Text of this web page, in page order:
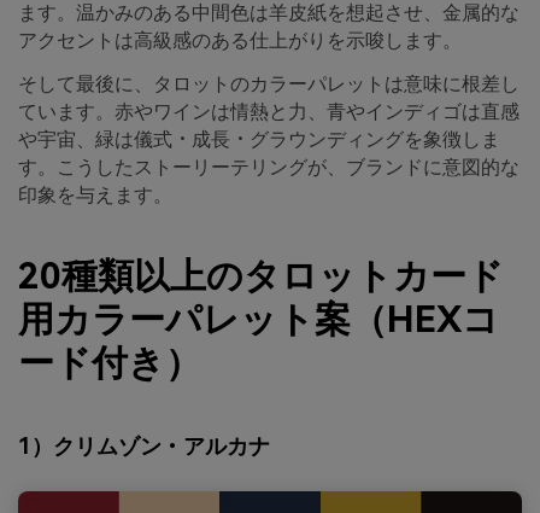
ます。温かみのある中間色は羊皮紙を想起させ、金属的な
アクセントは高級感のある仕上がりを示唆します。
そして最後に、タロットのカラーパレットは意味に根差し
ています。赤やワインは情熱と力、青やインディゴは直感
や宇宙、緑は儀式・成長・グラウンディングを象徴しま
す。こうしたストーリーテリングが、ブランドに意図的な
印象を与えます。
20種類以上のタロットカード
用カラーパレット案（HEXコ
ード付き）
1）クリムゾン・アルカナ